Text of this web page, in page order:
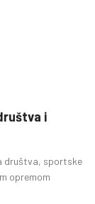
i
društva, sportske
opremom